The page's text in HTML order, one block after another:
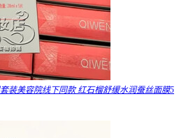
装美容院线下同款 红石榴舒缓水润蚕丝面膜5